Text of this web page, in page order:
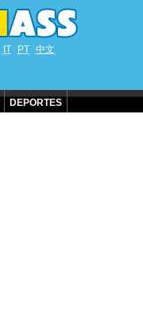
IT PT 中文
DEPORTES